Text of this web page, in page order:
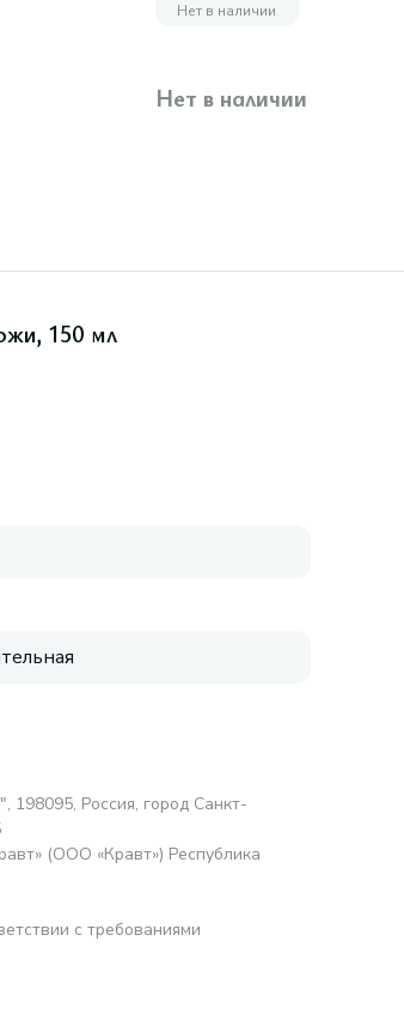
Нет в наличии
Нет в наличии
150 мл
Россия, город Санкт-
(ООО «Кравт») Республика
с требованиями